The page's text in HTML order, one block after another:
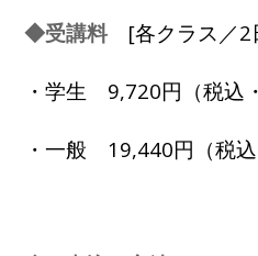
◆受講料 [各クラス／
・学生 9,720円（税込
・一般 19,440円（税込